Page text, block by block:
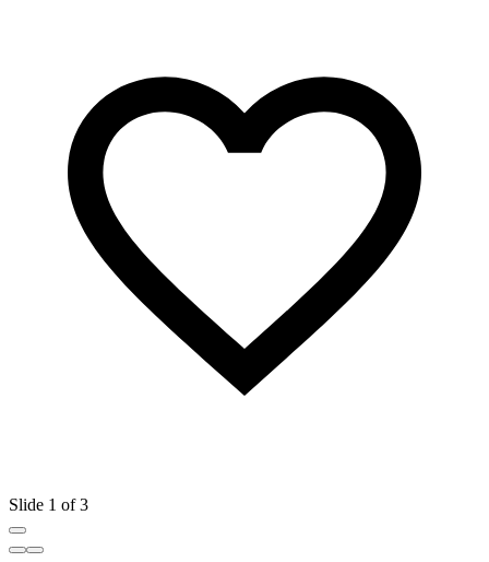
Slide 1 of 3